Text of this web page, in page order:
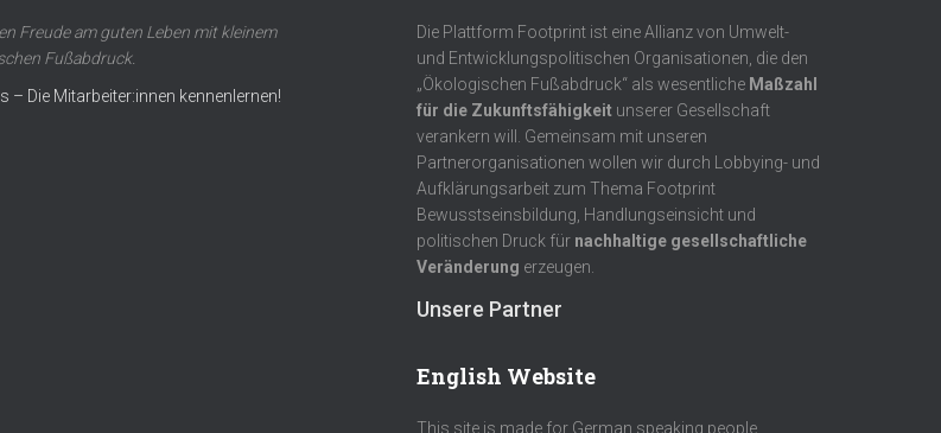
Freude am guten Leben mit kleinem
Fußabdruck.
– Die Mitarbeiter:innen kennenlernen!
Die Plattform Footprint ist eine Allianz von Umwelt-
und Entwicklungspolitischen Organisationen, die den
„Ökologischen Fußabdruck“ als wesentliche Maßzahl
für die Zukunftsfähigkeit unserer Gesellschaft
verankern will. Gemeinsam mit unseren
Partnerorganisationen wollen wir durch Lobbying- und
Aufklärungsarbeit zum Thema Footprint
Bewusstseinsbildung, Handlungseinsicht und
politischen Druck für nachhaltige gesellschaftliche
Veränderung erzeugen.
Unsere Partner
English Website
This site is made for German speaking people.